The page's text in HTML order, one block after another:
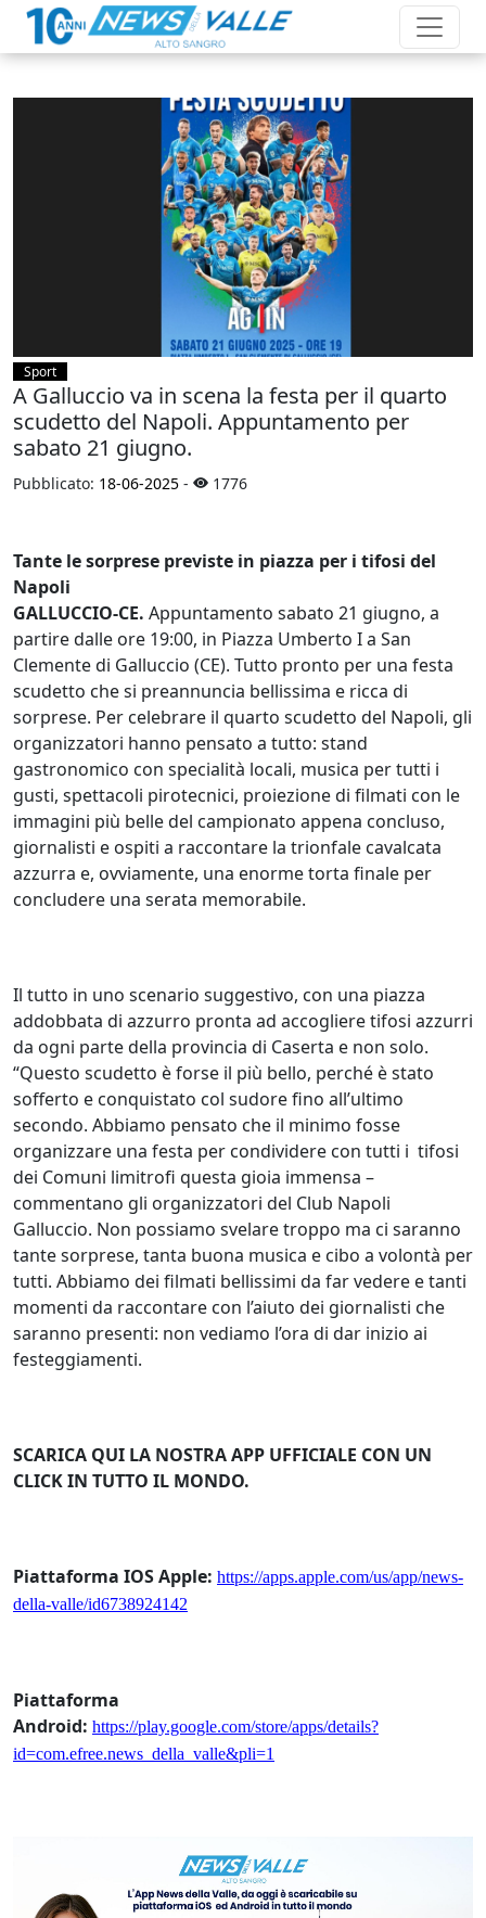
Sport
A Galluccio va in scena la festa per il quarto
scudetto del Napoli. Appuntamento per
sabato 21 giugno.
Pubblicato: 18-06-2025 - 1776
Tante le sorprese previste in piazza per i tifosi del
Napoli
GALLUCCIO-CE. Appuntamento sabato 21 giugno, a
partire dalle ore 19:00, in Piazza Umberto I a San
Clemente di Galluccio (CE). Tutto pronto per una festa
scudetto che si preannuncia bellissima e ricca di
sorprese. Per celebrare il quarto scudetto del Napoli, gli
organizzatori hanno pensato a tutto: stand
gastronomico con specialità locali, musica per tutti i
gusti, spettacoli pirotecnici, proiezione di filmati con le
immagini più belle del campionato appena concluso,
giornalisti e ospiti a raccontare la trionfale cavalcata
azzurra e, ovviamente, una enorme torta finale per
concludere una serata memorabile.
Il tutto in uno scenario suggestivo, con una piazza
addobbata di azzurro pronta ad accogliere tifosi azzurri
da ogni parte della provincia di Caserta e non solo.
“Questo scudetto è forse il più bello, perché è stato
sofferto e conquistato col sudore fino all’ultimo
secondo. Abbiamo pensato che il minimo fosse
organizzare una festa per condividere con tutti i tifosi
dei Comuni limitrofi questa gioia immensa –
commentano gli organizzatori del Club Napoli
Galluccio. Non possiamo svelare troppo ma ci saranno
tante sorprese, tanta buona musica e cibo a volontà per
tutti. Abbiamo dei filmati bellissimi da far vedere e tanti
momenti da raccontare con l’aiuto dei giornalisti che
saranno presenti: non vediamo l’ora di dar inizio ai
festeggiamenti.
SCARICA QUI LA NOSTRA APP UFFICIALE CON UN
CLICK IN TUTTO IL MONDO.
Piattaforma IOS Apple: https://apps.apple.com/us/app/news-
della-valle/id6738924142
Piattaforma
Android: https://play.google.com/store/apps/details?
id=com.efree.news_della_valle&pli=1